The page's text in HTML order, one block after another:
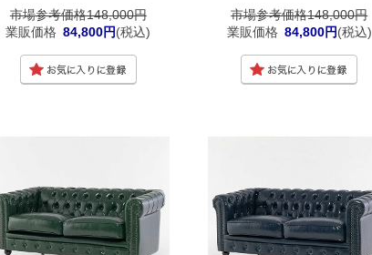
市場参考価格148,000円
業販価格 84,800円(税込)
市場参考価格148,000円
業販価格 84,800円(税込)